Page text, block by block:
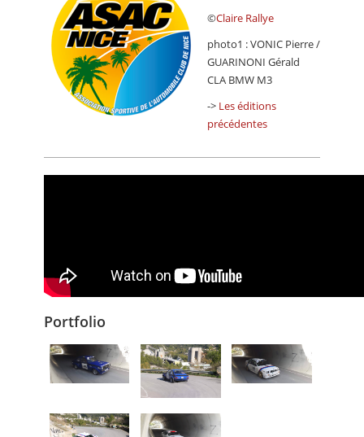
©Claire Rallye
photo1 : VONIC Pierre /
GUARINONI Gérald
CLA BMW M3
-> Les éditions
précédentes
Portfolio